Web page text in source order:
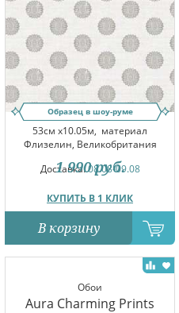
Образец в шоу-руме
53см x10.05м, материал
Флизелин, Великобритания
Доставка:08.08-09.08
КУПИТЬ В 1 КЛИК
1 990 руб.
В корзину
Обои
Aura Charming Prints